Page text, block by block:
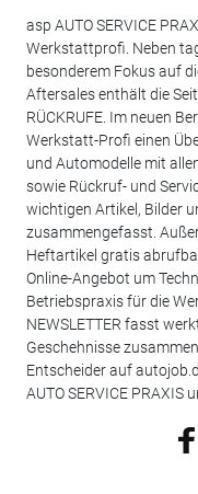
asp AUTO SERVICE
Werkstattprofi. Neben
besonderem Fokus auf
Aftersales enthält die
RÜCKRUFE. Im neuen
Werkstatt-Profi einen
und Automodelle mit
sowie Rückruf- und
wichtigen Artikel, Bilder
zusammengefasst.
Heftartikel gratis
Online-Angebot um
Betriebspraxis für die
NEWSLETTER fasst
Geschehnisse
Entscheider auf
AUTO SERVICE PRAXIS